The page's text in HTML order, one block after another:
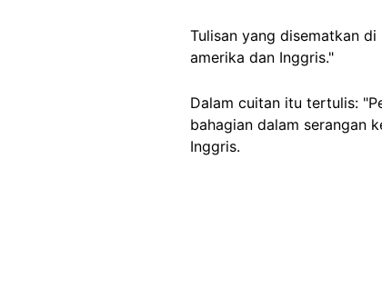
Tulisan yang disematkan
amerika dan Inggris."
Dalam cuitan itu tertulis:
bahagian dalam serangan
Inggris.